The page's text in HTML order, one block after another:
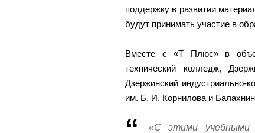
поддержку в развитии
будут принимать участие в
Вместе с «Т Плюс» в
технический колледж,
Дзержинский индустриально-
им. Б. И. Корнилова и
«С этими учебными